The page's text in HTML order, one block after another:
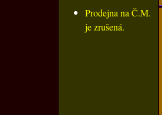
Prodejna na Č.M.
je zrušená.